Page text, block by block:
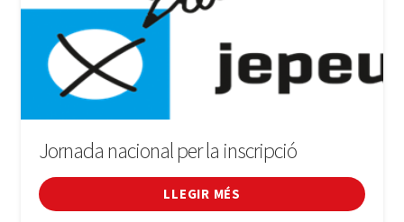
Jornada nacional per la inscripció
LLEGIR MÉS